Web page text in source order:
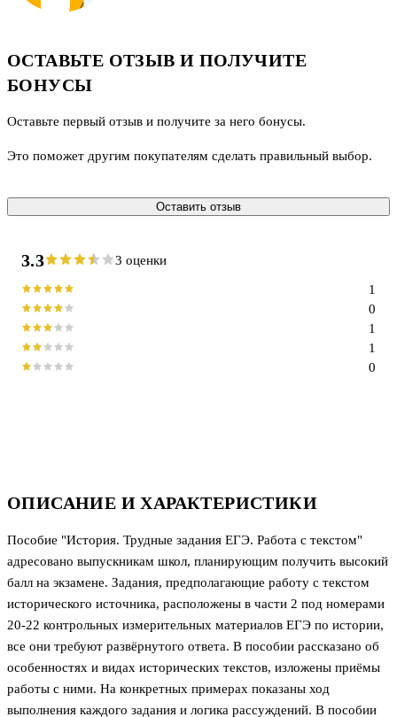
ОПИСАНИЕ И ХАРАКТЕРИСТИКИ
Пособие "История. Трудные задания ЕГЭ. Работа с текстом"
адресовано выпускникам школ, планирующим получить высокий
балл на экзамене. Задания, предполагающие работу с текстом
исторического источника, расположены в части 2 под номерами
20-22 контрольных измерительных материалов ЕГЭ по истории,
все они требуют развёрнутого ответа. В пособии рассказано об
особенностях и видах исторических текстов, изложены приёмы
работы с ними. На конкретных примерах показаны ход
выполнения каждого задания и логика рассуждений. В пособии
ОСТАВЬТЕ ОТЗЫВ И ПОЛУЧИТЕ
БОНУСЫ
Оставьте первый отзыв и получите за него бонусы.
Это поможет другим покупателям сделать правильный выбор.
Оставить отзыв
3.3 3 оценки
0
1
1
0
1